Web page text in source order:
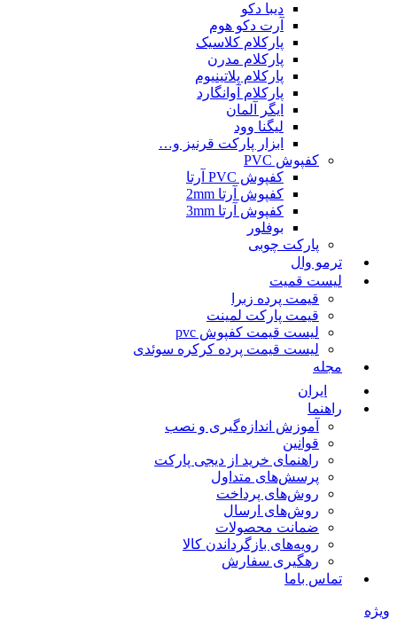
دیبا دکو
آرت دکو هوم
پارکلام کلاسیک
پارکلام مدرن
پارکلام پلاتینیوم
پارکلام آوانگارد
ایگر آلمان
لیگنا وود
ابزار پارکت قرنیز و…
کفپوش PVC
کفپوش PVC آرتا
کفپوش آرتا 2mm
کفپوش آرتا 3mm
بوفلور
پارکت چوبی
ترمو وال
لیست قمیت
قیمت پرده زبرا
قیمت پارکت لمینت
لیست قیمت کفپوش pvc
لیست قیمت پرده کرکره سوئدی
مجله
ایران
راهنما
آموزش اندازه‌گیری و نصب
قوانین
راهنمای خرید از دیجی پارکت
پرسش‌های متداول
روش‌های پرداخت
روش‌های ارسال
ضمانت محصولات
رویه‌های بازگرداندن کالا
رهگیری سفارش
تماس باما